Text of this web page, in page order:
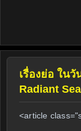
เรื่องย่อ ใน
Radiant
<article